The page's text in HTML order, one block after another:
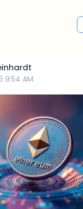
9:54 AM